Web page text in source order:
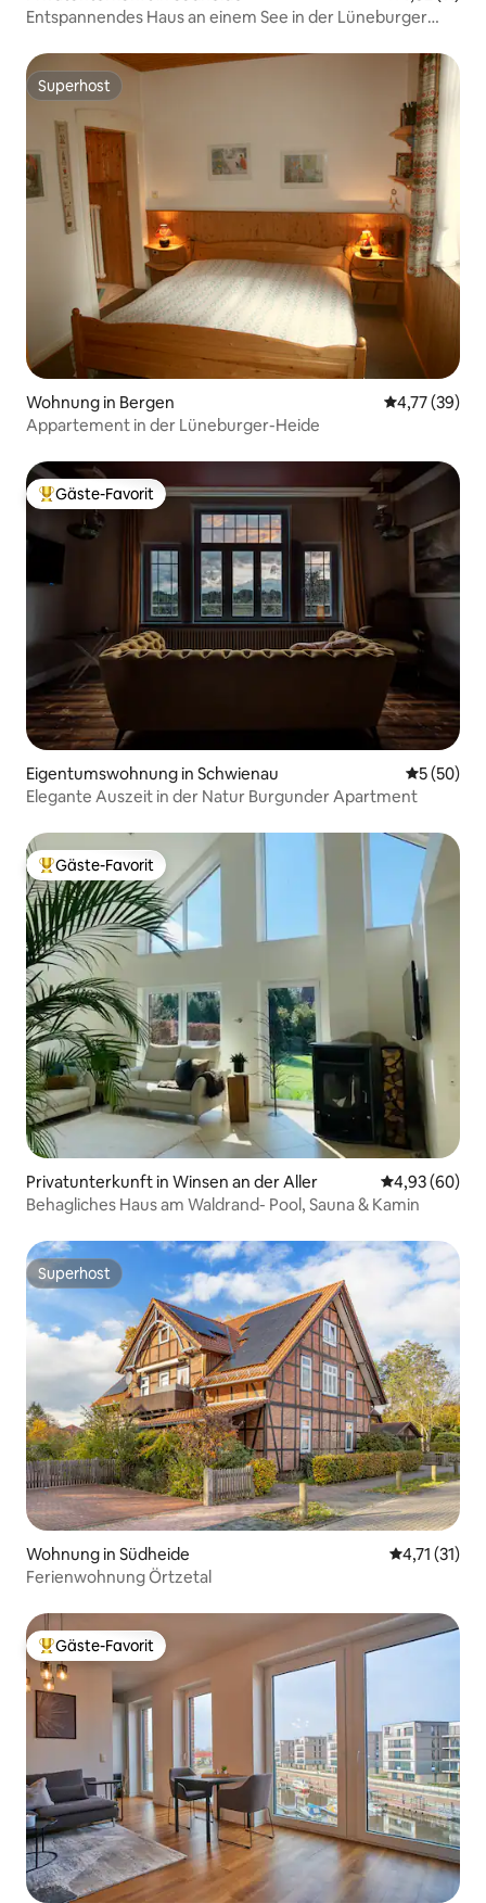
Entspannendes Haus an einem See in der Lüneburger
Superhost
Superhost
Wohnung in Bergen
4,77 (39)
Appartement in der Lüneburger-Heide
Beliebter Gäste-Favorit.
Gäste-Favorit
Eigentumswohnung in Schwienau
5 (50)
Elegante Auszeit in der Natur Burgunder Apartment
Beliebter Gäste-Favorit.
Gäste-Favorit
Privatunterkunft in Winsen an der Aller
4,93 (60)
Behagliches Haus am Waldrand- Pool, Sauna & Kamin
Superhost
Superhost
Wohnung in Südheide
4,71 (31)
Ferienwohnung Örtzetal
Beliebter Gäste-Favorit.
Gäste-Favorit